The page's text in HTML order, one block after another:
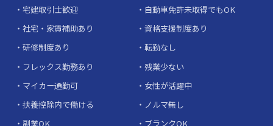
宅建取引士歓迎
自動車免許未取得でもOK
社宅・家賃補助あり
資格支援制度あり
研修制度あり
転勤なし
フレックス勤務あり
残業少ない
マイカー通勤可
女性が活躍中
扶養控除内で働ける
ノルマ無し
副業OK
ブランクOK